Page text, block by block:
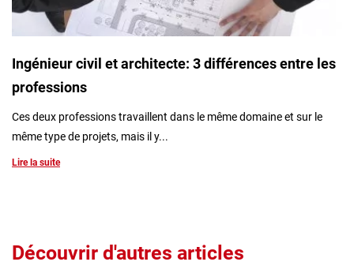
Ingénieur civil et architecte: 3 différences entre les
professions
Ces deux professions travaillent dans le même domaine et sur le
même type de projets, mais il y...
Lire la suite
Découvrir d'autres articles